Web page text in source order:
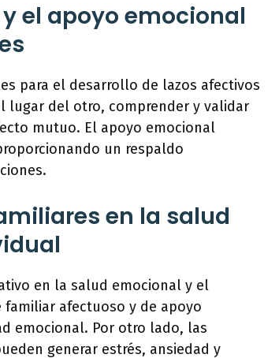
el apoyo emocional
para el desarrollo de lazos afectivos
lugar del otro, comprender y validar
mutuo. El apoyo emocional
un respaldo
en la salud
en la salud emocional y el
afectuoso y de apoyo
emocional. Por otro lado, las
generar estrés, ansiedad y